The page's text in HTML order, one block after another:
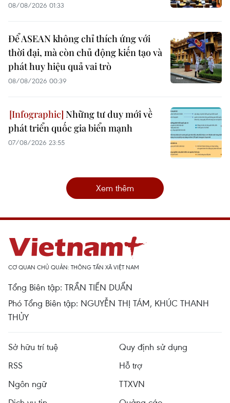
08/08/2026 01:33
Để ASEAN không chỉ thích ứng với
thời đại, mà còn chủ động kiến tạo và
phát huy hiệu quả vai trò
08/08/2026 00:39
Những tư duy mới về
phát triển quốc gia biển mạnh
07/08/2026 23:55
Xem thêm
CƠ QUAN CHỦ QUẢN: THÔNG TẤN XÃ VIỆT NAM
Tổng Biên tập: TRẦN TIẾN DUẨN
Phó Tổng Biên tập: NGUYỄN THỊ TÁM, KHÚC THANH
THỦY
Sở hữu trí tuệ
Quy định sử dụng
RSS
Hỗ trợ
Ngôn ngữ
TTXVN